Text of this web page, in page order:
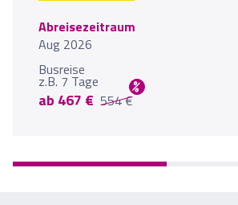
Abreisezeitraum
Aug 2026
Busreise
z.B. 7 Tage
ab 467 € 554 €
%